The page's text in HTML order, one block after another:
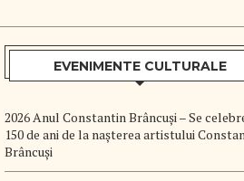
EVENIMENTE CULTURALE
2026 Anul Constantin Brâncuși – Se
150 de ani de la nașterea artistului
Brâncuși